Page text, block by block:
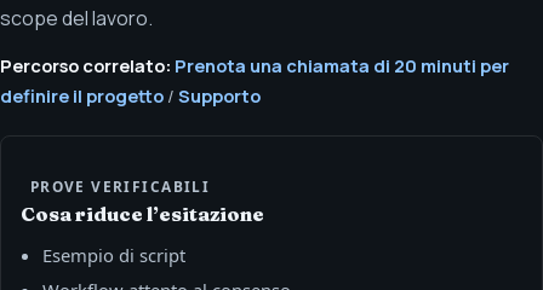
scope del lavoro.
Percorso correlato: Prenota una chiamata di 20 minuti per
definire il progetto / Supporto
PROVE VERIFICABILI
Cosa riduce l’esitazione
Esempio di script